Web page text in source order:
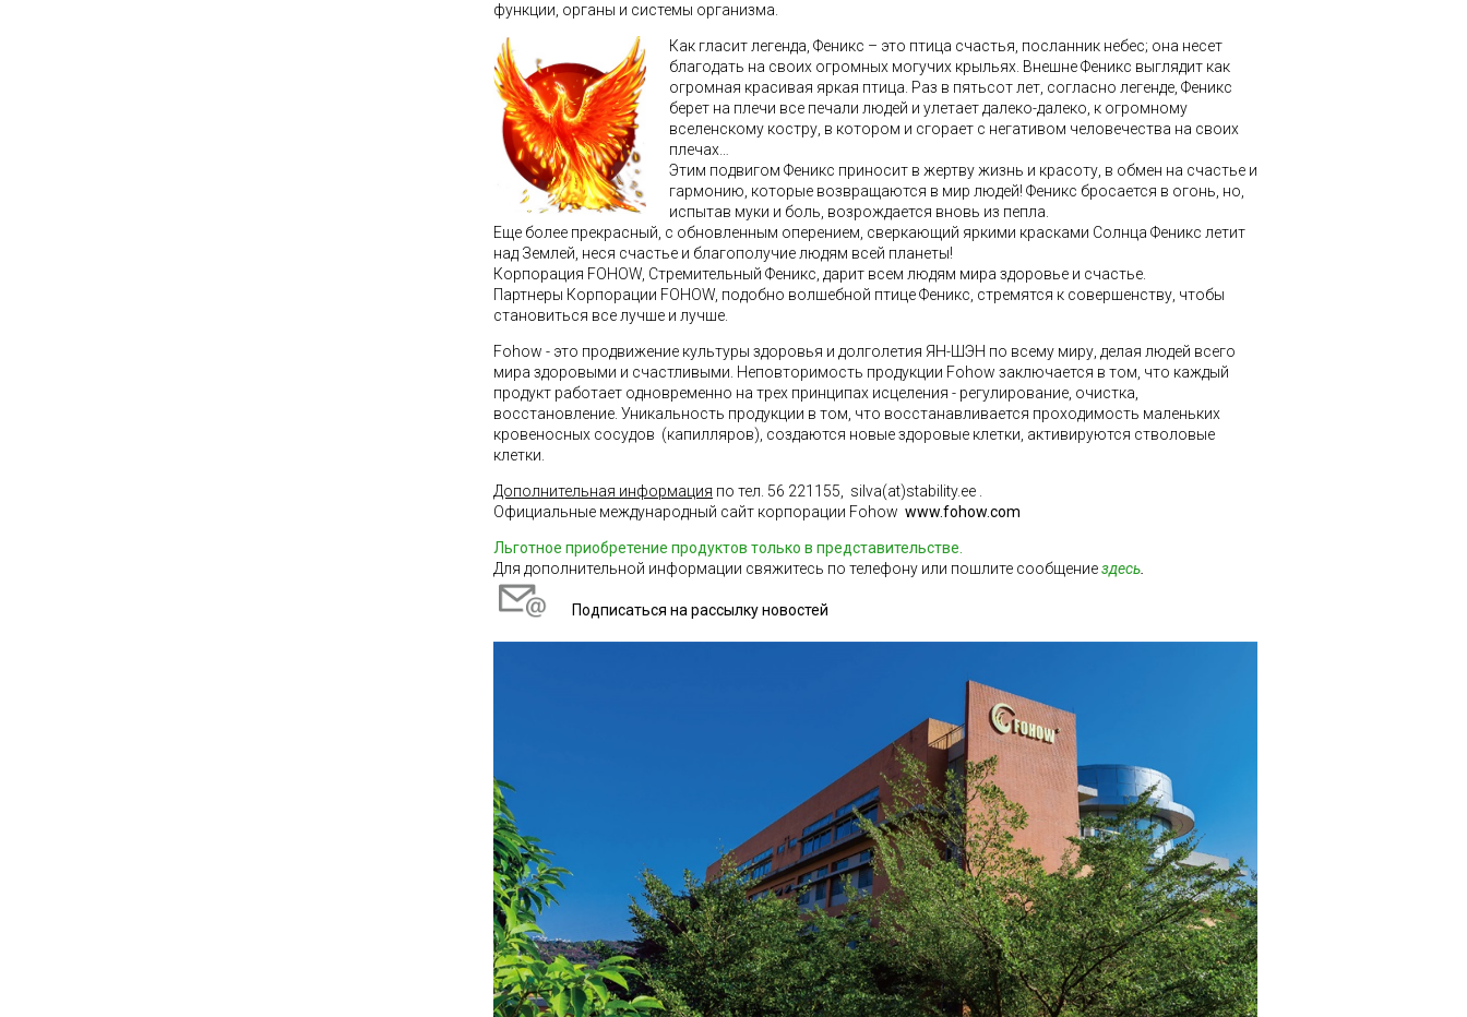
функции, органы и системы организма.
Как гласит легенда, Феникс – это птица счастья, посланник небес; она несет
благодать на своих огромных могучих крыльях. Внешне Феникс выглядит как
огромная красивая яркая птица. Раз в пятьсот лет, согласно легенде, Феникс
берет на плечи все печали людей и улетает далеко-далеко, к огромному
вселенскому костру, в котором и сгорает с негативом человечества на своих
плечах…
Этим подвигом Феникс приносит в жертву жизнь и красоту, в обмен на счастье и
гармонию, которые возвращаются в мир людей! Феникс бросается в огонь, но,
испытав муки и боль, возрождается вновь из пепла.
Еще более прекрасный, с обновленным оперением, сверкающий яркими красками Солнца Феникс летит
над Землей, неся счастье и благополучие людям всей планеты!
Корпорация FOHOW, Стремительный Феникс, дарит всем людям мира здоровье и счастье.
Партнеры Корпорации FOHOW, подобно волшебной птице Феникс, стремятся к совершенству, чтобы
становиться все лучше и лучше.
Fohow - это продвижение культуры здоровья и долголетия ЯН-ШЭН по всему миру, делая людей всего
мира здоровыми и счастливыми. Неповторимость продукции Fohow заключается в том, что каждый
продукт работает одновременно на трех принципах исцеления - регулирование, очистка,
восстановление. Уникальность продукции в том, что восстанавливается проходимость маленьких
кровеносных сосудов (капилляров), создаются новые здоровые клетки, активируются стволовые
клетки.
Дополнительная информация по тел. 56 221155, silva(at)stability.ee .
Официальные международный сайт корпорации Fohow www.fohow.com
Льготное приобретение продуктов только в представительстве
Для дополнительной информации свяжитесь по телефону или пошлите сообщениездесь
Подписаться на рассылку новостей